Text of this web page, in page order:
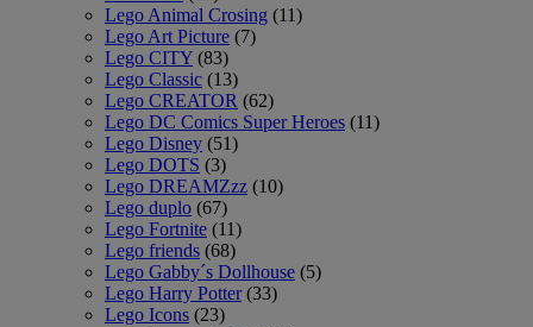
Lego Animal Crosing (11)
Lego Art Picture (7)
Lego CITY (83)
Lego Classic (13)
Lego CREATOR (62)
Lego DC Comics Super Heroes (11)
Lego Disney (51)
Lego DOTS (3)
Lego DREAMZzz (10)
Lego duplo (67)
Lego Fortnite (11)
Lego friends (68)
Lego Gabby´s Dollhouse (5)
Lego Harry Potter (33)
Lego Icons (23)